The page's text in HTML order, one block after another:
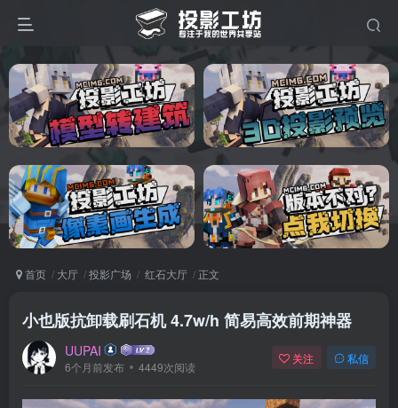
首页 大厅 投影广场 红石大厅 正文
小也版抗卸载刷石机 4.7w/h 简易高效前期神器
UUPAI
6个月前发布 4449次阅读
关注 私信